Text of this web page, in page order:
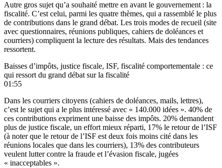
Autre gros sujet qu’a souhaité mettre en avant le gouvernement : la
fiscalité. C’est celui, parmi les quatre thèmes, qui a rassemblé le plus
de contributions dans le grand débat. Les trois modes de recueil (site
avec questionnaires, réunions publiques, cahiers de doléances et
courriers) compliquent la lecture des résultats. Mais des tendances
ressortent.
Baisses d’impôts, justice fiscale, ISF, fiscalité comportementale : ce
qui ressort du grand débat sur la fiscalité
01:55
Dans les courriers citoyens (cahiers de doléances, mails, lettres),
c’est le sujet qui a le plus intéressé avec « 140.000 idées ». 40% de
ces contributions expriment une baisse des impôts. 20% demandent
plus de justice fiscale, un effort mieux réparti, 17% le retour de l’ISF
(à noter que le retour de l’ISF est deux fois moins cité dans les
réunions locales que dans les courriers), 13% des contributeurs
veulent lutter contre la fraude et l’évasion fiscale, jugées
« inacceptables ».